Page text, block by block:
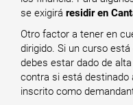
se exigirá residir en
Otro factor a tener en
dirigido. Si un curso
debes estar dado de
contra si está destinado
inscrito como